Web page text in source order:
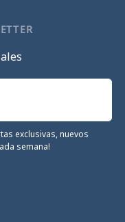
exclusivas, nuevos
semana!